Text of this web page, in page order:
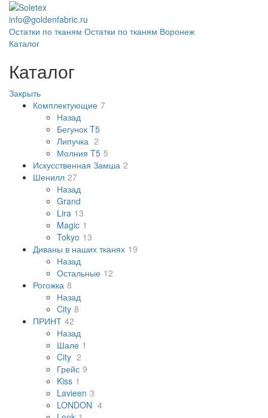
info@goldenfabric.ru
Остатки по тканям Остатки по тканям Воронеж
Каталог
Каталог
Закрыть
Комплектующие 7
Назад
Бегунок T5
Липучка 2
Молния T5 5
Искусственная Замша 2
Шенилл 27
Назад
Grand
Lira 13
Magic 1
Tokyo 13
Диваны в наших тканях 19
Назад
Остальные 12
Рогожка 8
Назад
City 8
ПРИНТ 42
Назад
Шале 1
City 2
Грейс 9
Kiss 1
Lavieen 3
LONDON 4